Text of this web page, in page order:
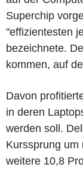
Superchip
"effizientesten
bezeichnete.
kommen, auf
Davon
in deren
werden soll.
Kurssprung um
weitere 10,8